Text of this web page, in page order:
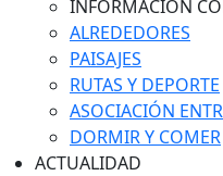
INFORMACIÓN
ALREDEDORES
PAISAJES
RUTAS Y DEPORTE
ASOCIACIÓN
DORMIR Y COMER
ACTUALIDAD